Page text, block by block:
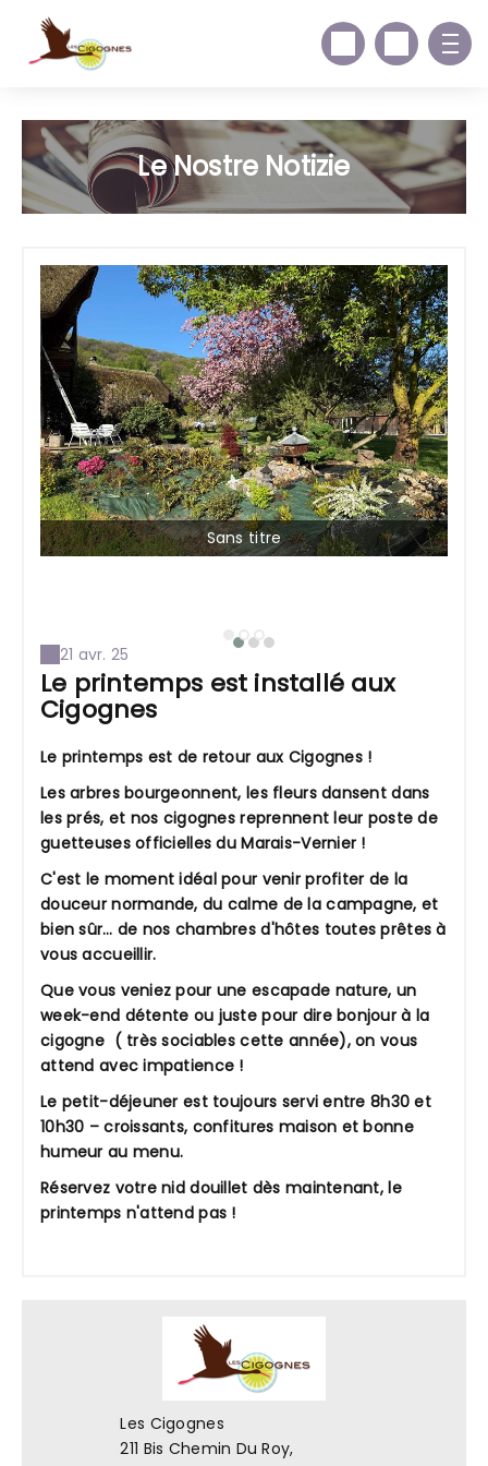
Le Nostre Notizie
Sans titre
21 avr. 25
Le printemps est installé aux
Cigognes
Le printemps est de retour aux Cigognes !
Les arbres bourgeonnent, les fleurs dansent dans
les prés, et nos cigognes reprennent leur poste de
guetteuses officielles du Marais-Vernier !
C'est le moment idéal pour venir profiter de la
douceur normande, du calme de la campagne, et
bien sûr… de nos chambres d'hôtes toutes prêtes à
vous accueillir.
Que vous veniez pour une escapade nature, un
week-end détente ou juste pour dire bonjour à la
cigogne ( très sociables cette année), on vous
attend avec impatience !
Le petit-déjeuner est toujours servi entre 8h30 et
10h30 – croissants, confitures maison et bonne
humeur au menu.
Réservez votre nid douillet dès maintenant, le
printemps n'attend pas !
Les Cigognes
211 Bis Chemin Du Roy,